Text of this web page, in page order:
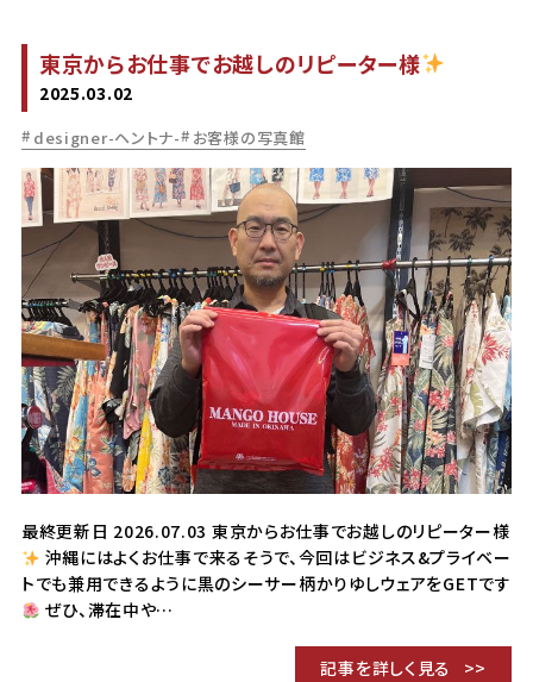
東京からお仕事でお越しのリピーター様
2025.03.02
designer-ヘントナ- お客様の写真館
最終更新日 2026.07.03 東京からお仕事でお越しのリピーター様
沖縄にはよくお仕事で来るそうで、今回はビジネス&プライベー
トでも兼用できるように黒のシーサー柄かりゆしウェアをGETです
ぜひ、滞在中や…
記事を詳しく見る